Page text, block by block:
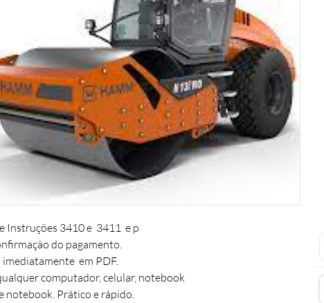
Instruções 3410 e  3411  e p
do pagamento.
em PDF.
computador, celular, notebook
notebook. Prático e rápido.